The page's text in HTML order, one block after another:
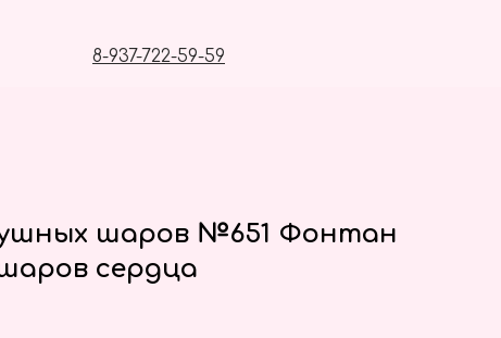
8-937-722-59-59
шаров №651 Фонтан
сердца